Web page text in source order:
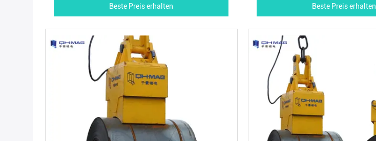
Beste Preis erhalten Beste Preis erhalten